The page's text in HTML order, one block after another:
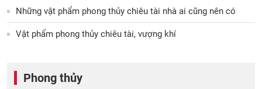
Những vật phẩm phong thủy chiêu tài nhà ai cũng nên có
Vật phẩm phong thủy chiêu tài, vượng khí
Phong thủy